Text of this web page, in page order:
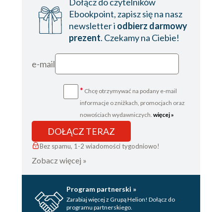
Ebookpoint, zapisz się na nasz
newsletter i odbierz darmowy
prezent. Czekamy na Ciebie!
e-mail
* Chcę otrzymywać na podany e-mail
informacje o zniżkach, promocjach oraz
nowościach wydawniczych. więcej »
DOŁĄCZ TERAZ
Bez spamu, 1-2 wiadomości tygodniowo!
Zobacz więcej »
Program partnerski »
Zarabiaj więcej z Grupą Helion! Dołącz do
programu partnerskiego.